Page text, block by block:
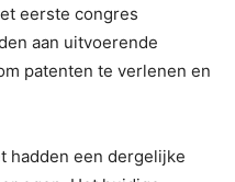
eerste congres
aan uitvoerende
patenten te verlenen en
hadden een dergelijke